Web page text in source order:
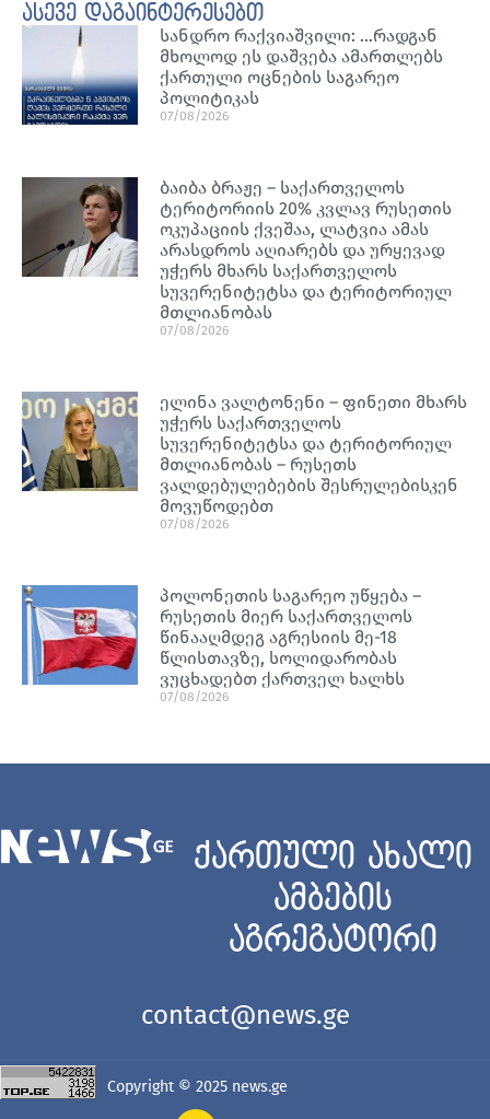
ასევე დაგაინტერესებთ
სანდრო რაქვიაშვილი: …რადგან
მხოლოდ ეს დაშვება ამართლებს
ქართული ოცნების საგარეო
პოლიტიკას
07/08/2026
ბაიბა ბრაჟე – საქართველოს
ტერიტორიის 20% კვლავ რუსეთის
ოკუპაციის ქვეშაა, ლატვია ამას
არასდროს აღიარებს და ურყევად
უჭერს მხარს საქართველოს
სუვერენიტეტსა და ტერიტორიულ
მთლიანობას
07/08/2026
ელინა ვალტონენი – ფინეთი მხარს
უჭერს საქართველოს
სუვერენიტეტსა და ტერიტორიულ
მთლიანობას – რუსეთს
ვალდებულებების შესრულებისკენ
მოვუწოდებთ
07/08/2026
პოლონეთის საგარეო უწყება –
რუსეთის მიერ საქართველოს
წინააღმდეგ აგრესიის მე-18
წლისთავზე, სოლიდარობას
ვუცხადებთ ქართველ ხალხს
07/08/2026
ქართული ახალი
ამბების
აგრეგატორი
contact@news.ge
Copyright © 2025 news.ge